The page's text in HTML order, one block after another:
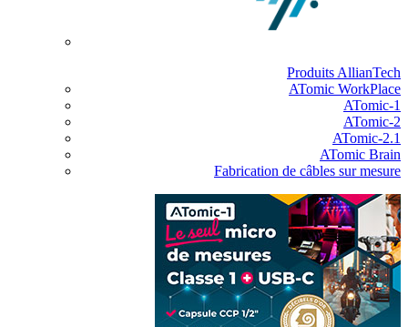
Produits AllianTech
ATomic WorkPlace
ATomic-1
ATomic-2
ATomic-2.1
ATomic Brain
Fabrication de câbles sur mesure